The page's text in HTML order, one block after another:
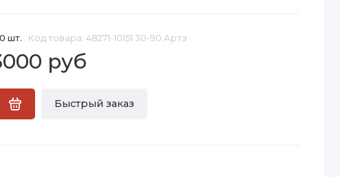
шт. Код товара: 48271-10151 30-90 Артэ
руб
Быстрый заказ